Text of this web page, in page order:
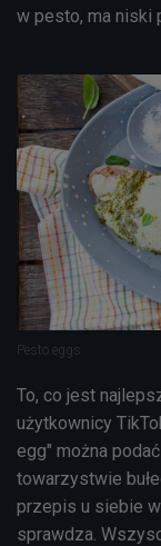
w pesto, ma niski
Pesto eggs
To, co jest
użytkownicy
egg" można
towarzystwie
przepis u siebie
sprawdza.